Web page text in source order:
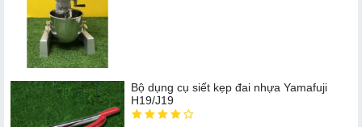
Bộ dụng cụ siết kẹp đai nhựa Yamafuji
H19/J19